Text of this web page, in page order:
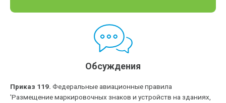
Обсуждения
Приказ 119. Федеральные авиационные правила
'Размещение маркировочных знаков и устройств на зданиях,